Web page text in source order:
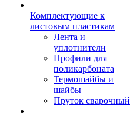
Комплектующие к
листовым пластикам
Лента и
уплотнители
Профили для
поликарбоната
Термошайбы и
шайбы
Пруток сварочный